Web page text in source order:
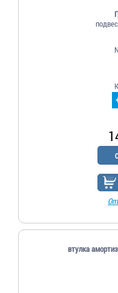
втулка